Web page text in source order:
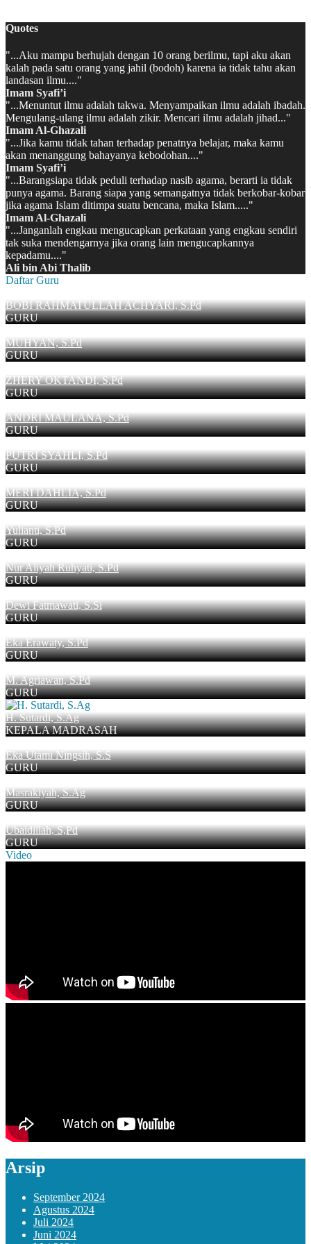
Quotes
"...Aku mampu berhujah dengan 10 orang berilmu, tapi aku akan
kalah pada satu orang yang jahil (bodoh) karena ia tidak tahu akan
landasan ilmu...."
Imam Syafi’i
"...Menuntut ilmu adalah takwa. Menyampaikan ilmu adalah ibadah.
Mengulang-ulang ilmu adalah zikir. Mencari ilmu adalah jihad..."
Imam Al-Ghazali
"...Jika kamu tidak tahan terhadap penatnya belajar, maka kamu
akan menanggung bahayanya kebodohan...."
Imam Syafi’i
"...Barangsiapa tidak peduli terhadap nasib agama, berarti ia tidak
punya agama. Barang siapa yang semangatnya tidak berkobar-kobar
jika agama Islam ditimpa suatu bencana, maka Islam....."
Imam Al-Ghazali
"...Janganlah engkau mengucapkan perkataan yang engkau sendiri
tak suka mendengarnya jika orang lain mengucapkannya
kepadamu...."
Ali bin Abi Thalib
Daftar Guru
BOBI RAHMATULLAH ACHYARI, S.Pd
GURU
MUHYAN, S.Pd
GURU
ZHERY OKTANDI, S.Pd
GURU
ANDRI MAULANA, S.Pd
GURU
PUTRI SYAHLI, S.Pd
GURU
MERI DAHLIA, S.Pd
GURU
Yulianti, S.Pd
GURU
Nur Aliyah Ruhyati, S.Pd
GURU
Dewi Fatmawati, S.Si
GURU
Eka Erawaty, S.Pd
GURU
M. Agriawan, S.Pd
GURU
H. Sutardi, S.Ag
KEPALA MADRASAH
Eka Utami Ningsih, S.S
GURU
Masrakiyah, S.Ag
GURU
Ubaidillah, S,Pd
GURU
Video
Arsip
September 2024
Agustus 2024
Juli 2024
Juni 2024